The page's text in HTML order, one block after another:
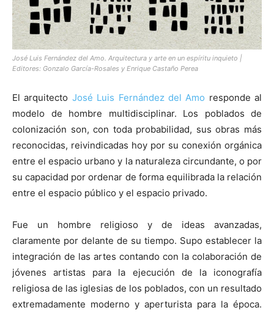
José Luis Fernández del Amo. Arquitectura y arte en un espíritu inquieto |
Editores: Gonzalo García-Rosales y Enrique Castaño Perea
El arquitecto José Luis Fernández del Amo responde al
modelo de hombre multidisciplinar. Los poblados de
colonización son, con toda probabilidad, sus obras más
reconocidas, reivindicadas hoy por su conexión orgánica
entre el espacio urbano y la naturaleza circundante, o por
su capacidad por ordenar de forma equilibrada la relación
entre el espacio público y el espacio privado.
Fue un hombre religioso y de ideas avanzadas,
claramente por delante de su tiempo. Supo establecer la
integración de las artes contando con la colaboración de
jóvenes artistas para la ejecución de la iconografía
religiosa de las iglesias de los poblados, con un resultado
extremadamente moderno y aperturista para la época.